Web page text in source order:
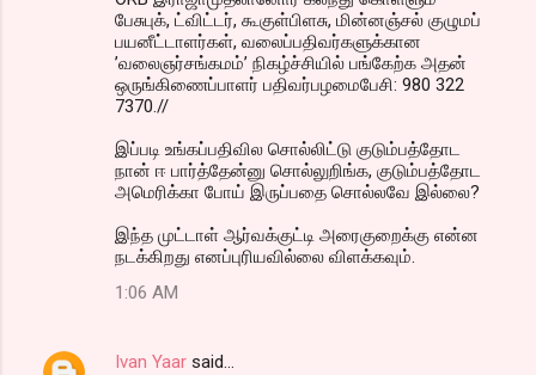
பேசுபுக், ட்விட்டர், கூகுள்பிளசு, மின்னஞ்சல் குழுமப்
பயனீட்டாளர்கள், வலைப்பதிவர்களுக்கான
’வலைஞர்சங்கமம்’ நிகழ்ச்சியில் பங்கேற்க அதன்
ஒருங்கிணைப்பாளர் பதிவர்பழமைபேசி: 980 322
7370.//
இப்படி உங்கப்பதிவில சொல்லிட்டு குடும்பத்தோட
நான் ஈ பார்த்தேன்னு சொல்லுறிங்க, குடும்பத்தோட
அமெரிக்கா போய் இருப்பதை சொல்லவே இல்லை?
இந்த முட்டாள் ஆர்வக்குட்டி அரைகுறைக்கு என்ன
நடக்கிறது எனப்புரியவில்லை விளக்கவும்.
1:06 AM
Ivan Yaar said…